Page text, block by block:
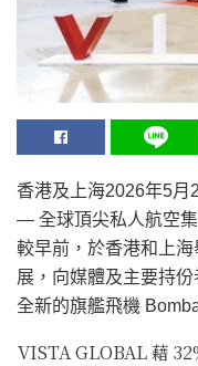
香港及上海2026年5月
— 全球頂尖私人航空
較早前，於香港和上海
展，向媒體及主要持
全新的旗艦飛機
VISTA GLOBAL 藉